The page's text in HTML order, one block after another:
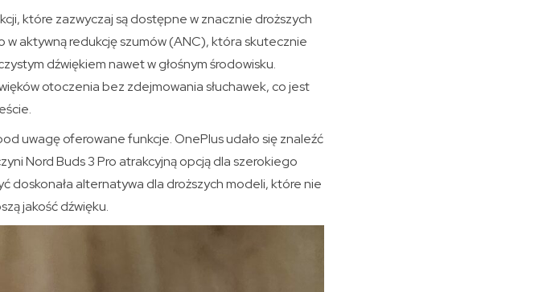
które zazwyczaj są dostępne w znacznie droższych
w aktywną redukcję szumów (ANC), która skutecznie
dźwiękiem nawet w głośnym środowisku.
otoczenia bez zdejmowania słuchawek, co jest
uwagę oferowane funkcje. OnePlus udało się znaleźć
Nord Buds 3 Pro atrakcyjną opcją dla szerokiego
doskonała alternatywa dla droższych modeli, które nie
jakość dźwięku.